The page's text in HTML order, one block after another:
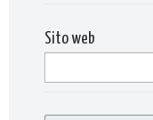
Sito web